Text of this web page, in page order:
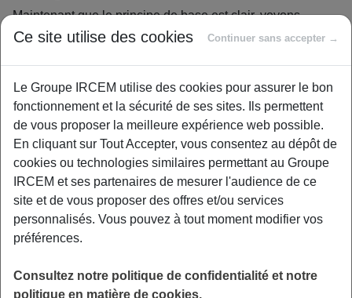
Maintenant que le principe de base est clair, voyons
comment la durée de la pension peut
Catégorie 1 : quand on peut encore
travailler un peu
En catégorie 1, vous restez capable d’exercer une activité
professionnelle aménagée. Ici, l’argent versé vient
compenser la baisse de vos revenus
, comme un complément nécessaire.
La durée de pension d’invalidité dépend donc beaucoup
santé s’améliore ou si vous perdez votre emploi, la
Ce site utilise des cookies Continuer sans accepter →
Le Groupe IRCEM utilise des cookies pour assurer le bon
fonctionnement et la sécurité de ses sites. Ils permettent
de vous proposer la meilleure expérience web possible.
En cliquant sur Tout Accepter, vous consentez au dépôt de
cookies ou technologies similaires permettant au Groupe
IRCEM et ses partenaires de mesurer l'audience de ce
site et de vous proposer des offres et/ou services
personnalisés. Vous pouvez à tout moment modifier vos
préférences.
Consultez notre politique de confidentialité et notre
politique en matière de cookies.